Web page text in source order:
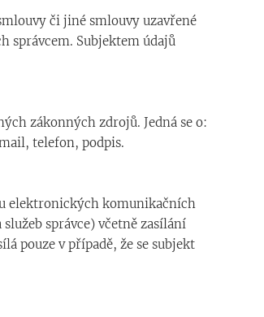
či jiné smlouvy uzavřené
správcem. Subjektem údajů
zákonných zdrojů. Jedná se o:
telefon, podpis.
elektronických komunikačních
správce) včetně zasílání
pouze v případě, že se subjekt